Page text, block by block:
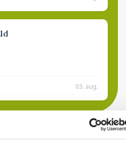
03. aug.